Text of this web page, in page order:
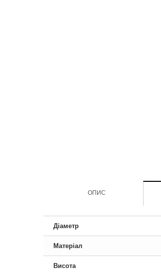
ОПИС
Діаметр
Матеріал
Висота